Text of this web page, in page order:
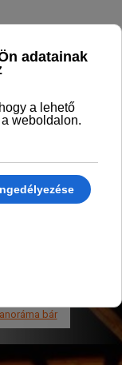
bár